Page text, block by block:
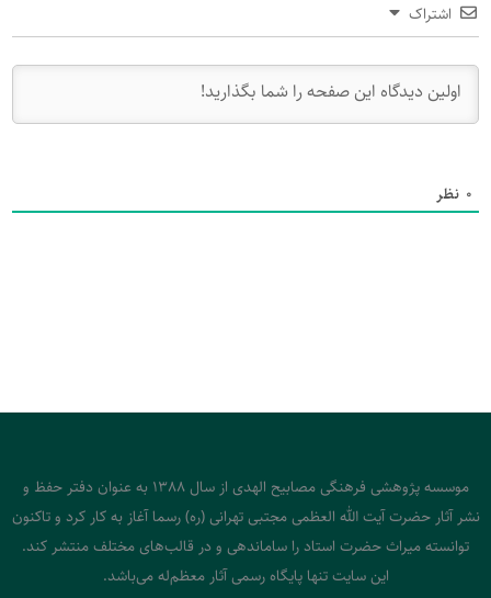
اشتراک
0 نظر
موسسه پژوهشی فرهنگی مصابیح الهدی از سال 1388 به عنوان دفتر حفظ و
نشر آثار حضرت آیت الله العظمی مجتبی تهرانی (ره) رسما آغاز به کار کرد و تاکنون
توانسته میراث حضرت استاد را ساماندهی و در قالب‌های مختلف منتشر کند.
این سایت تنها پایگاه رسمی آثار معظم‌له می‌باشد.